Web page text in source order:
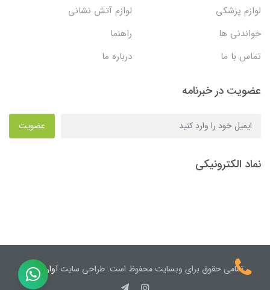
لوازم پزشکی
لوازم آتش نشانی
خواندنی ها
راهنما
تماس با ما
درباره ما
عضویت در خبرنامه
عضویت
نماد الکترونیکی
تمامی حقوق برای وبسایت محفوظ است. طراحی سایتآوان نیک